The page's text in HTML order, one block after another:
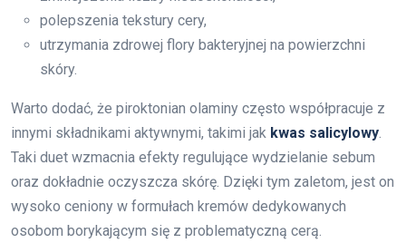
polepszenia tekstury cery,
utrzymania zdrowej flory bakteryjnej na powierzchni
skóry.
Warto dodać, że piroktonian olaminy często współpracuje z
innymi składnikami aktywnymi, takimi jak kwas salicylowy.
Taki duet wzmacnia efekty regulujące wydzielanie sebum
oraz dokładnie oczyszcza skórę. Dzięki tym zaletom, jest on
wysoko ceniony w formułach kremów dedykowanych
osobom borykającym się z problematyczną cerą.